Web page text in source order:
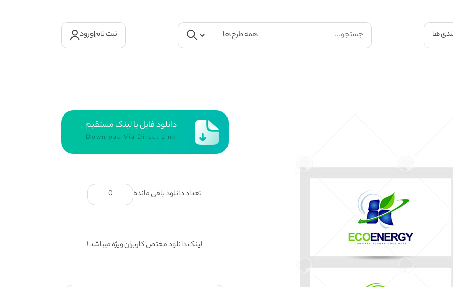
ها ثبت نام|ورود
دانلود فایل با لینک مستقیم
Download Via Direct Link
تعداد دانلود باقی مانده 0
لینک دانلود مختص کاربران ویژه میباشد !